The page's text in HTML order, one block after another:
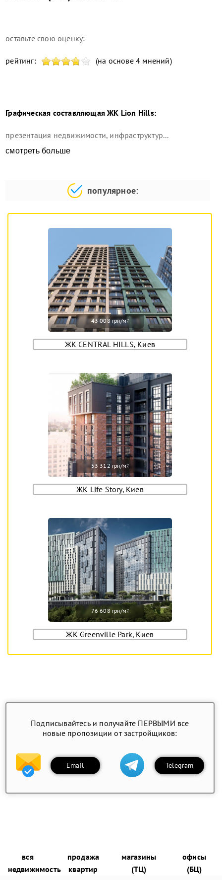
оставьте свою оценку:
рейтинг: (на основе 4 мнений)
Графическая составляющая ЖК Lion Hills:
презентация недвижимости, инфраструктур...
смотреть больше
популярное:
43 008 грн/м2
ЖК CENTRAL HILLS, Киев
53 312 грн/м2
ЖК Life Story, Киев
76 608 грн/м2
ЖК Greenville Park, Киев
Подписывайтесь и получайте ПЕРВЫМИ все
новые пропозиции от застройщиков:
Email Telegram
вся
недвижимость
продажа
квартир
магазины
(ТЦ)
офисы
(БЦ)